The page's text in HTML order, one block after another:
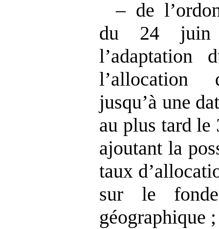
– de
du 24 juin
l’adaptation
l’allocation
jusqu’à une
au plus tard le
ajoutant la
taux
sur le
géographique ;